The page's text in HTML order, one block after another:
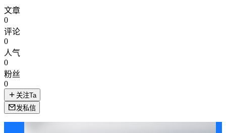
文章
0
评论
0
人气
0
粉丝
0
关注Ta
发私信